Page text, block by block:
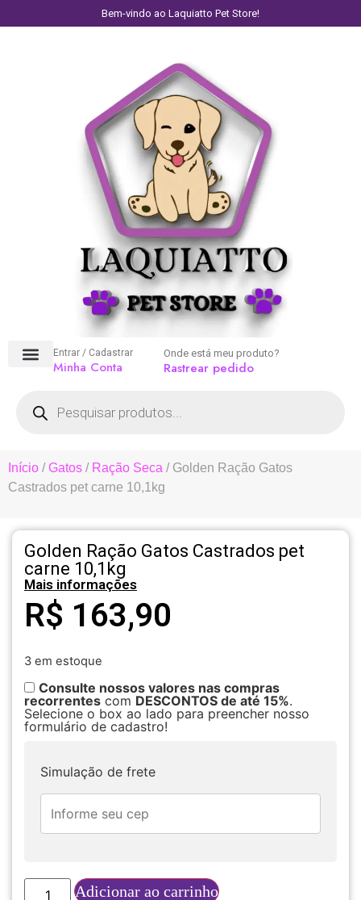
Bem-vindo ao Laquiatto Pet Store!
Entrar / Cadastrar
Minha Conta
Onde está meu produto?
Rastrear pedido
Início /Gatos / Ração Seca / Golden Ração Gatos
Castrados pet carne 10,1kg
Golden Ração Gatos Castrados pet
carne 10,1kg
Mais informações
R$ 163,90
3 em estoque
Consulte nossos valores nas compras
recorrentes com DESCONTOS de até 15%.
Selecione o box ao lado para preencher nosso
formulário de cadastro!
Simulação de frete
Adicionar ao carrinho